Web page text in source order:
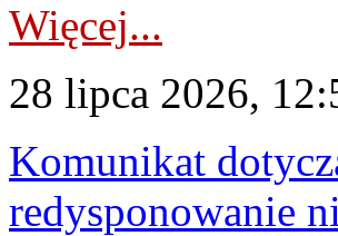
Więcej...
28 lipca 2026,
Komunikat
redysponowanie